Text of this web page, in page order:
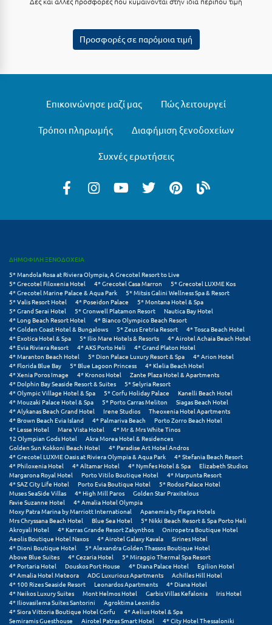
Ν
Ξυλόκαστρο
Ο
Ορεινή Αρκαδία
Ορεινή Ναυπακτία
Π
Πάλαιρος
Παξοί
Παραλία Κατερίνης
Παραλία Λιτοχώρου
Παράλιο Άστρος
Πάργα
Παρνασσός
Πάρος
Πάτμος
Προσφορές σε παρόμοια τιμή
Επικοινώνησε μαζί μας Πώς λειτουργεί
Τρόποι πληρωμής Διαφήμιση ξενοδοχείων
Συχνές ερωτήσεις
ΔΗΜΟΦΙΛΗ ΞΕΝΟΔΟΧΕΙΑ
5* Mandola Rosa at Riviera Olympia, A Grecotel Resort to Live
5* Grecotel Filoxenia Hotel
4* Grecotel Casa Marron
5* Grecotel LUXME Kos
4* Grecotel Marine Palace & Aqua Park
5* Mitsis Galini Wellness Spa & Resort
5* Valis Resort Hotel
4* Poseidon Palace
5* Montana Hotel & Spa
5* Grand Serai Hotel
5* Cronwell Platamon Resort
Nautica Bay Hotel
4* Long Beach Resort Hotel
4* Bianco Olympico Beach Resort
4* Golden Coast Hotel & Bungalows
5* Zeus Eretria Resort
4* Tosca Beach Hotel
4* Exotica Hotel & Spa
5* Ilio Mare Hotels & Resorts
4* Airotel Achaia Beach Hotel
4* Evia Riviera Resort
4* AKS Porto Heli
4* Grand Platon Hotel
4* Maranton Beach Hotel
5* Dion Palace Luxury Resort & Spa
4* Arion Hotel
4* Florida Blue Bay
5* Blue Lagoon Princess
4* Klelia Beach Hotel
4* Xenia Poros Image
4* Kronos Hotel
Zante Plaza Hotel & Apartments
4* Dolphin Bay Seaside Resort & Suites
5* Selyria Resort
4* Olympic Village Hotel & Spa
5* Corfu Holiday Palace
Kanelli Beach Hotel
4* Mouzaki Palace Hotel & Spa
5* Porto Carras Meliton
Siagas Beach Hotel
4* Alykanas Beach Grand Hotel
Irene Studios
Theoxenia Hotel Apartments
4* Brown Beach Evia Island
4* Palmariva Beach
Porto Zorro Beach Hotel
4* Lesse Hotel
Mare Vista Hotel
4* Mr & Mrs White Tinos
12 Olympian Gods Hotel
Akra Morea Hotel & Residences
Golden Sun Kokkoni Beach Hotel
4* Paradise Art Hotel Andros
4* Grecotel LUXME Oasis at Riviera Olympia & Aqua Park
4* Stefania Beach Resort
4* Philoxenia Hotel
4* Altamar Hotel 4* Nymfes Hotel & Spa
Elizabeth Studios
Margarona Royal Hotel
Porto Vitilo Boutique Hotel
4* Marpunta Resort
4* SAZ City Life Hotel
Porto Evia Boutique Hotel
5* Rodos Palace Hotel
Muses SeaSide Villas
4* High Mill Paros
Golden Star Praxitelous
Favie Suzanne Hotel
4* Amalia Hotel Olympia
Moxy Patra Marina by Marriott International
Apanemia by Flegra Hotels
Mrs Chryssana Beach Hotel
Blue Sea Hotel
5* Nikki Beach Resort & Spa Porto Heli
Akroyali Hotel
4* Karras Grande Resort Zakynthos
Oniropetra Boutique Hotel
Aeolis Boutique Hotel Naxos
4* Airotel Galaxy Kavala
Sirines Hotel
4* Dioni Boutique Hotel
5* Alexandra Golden Thassos Boutique Hotel
Above Blue Suites
4* Cezaria Hotel
5* Miraggio Thermal Spa Resort
4* Portaria Hotel
Douskos Port House 4* Diana Palace Hotel
Egilion Hotel
4* Amalia Hotel Meteora
ADG Luxurious Apartments
Achilles Hill Hotel
4* 100 Rizes Seaside Resort
Leonardos Apartments
4* Diana Hotel
4* Neikos Luxury Suites
Mont Helmos Hotel Garbis Villas Kefalonia
Iris Hotel
4* Iliovasilema Suites Santorini
Agroktima Leonidio
4* Siora Vittoria Boutique Hotel Corfu
4* Aelius Hotel & Spa
Semiramis Guesthouse
Airotel Patras Smart Hotel
4* City Hotel Thessaloniki